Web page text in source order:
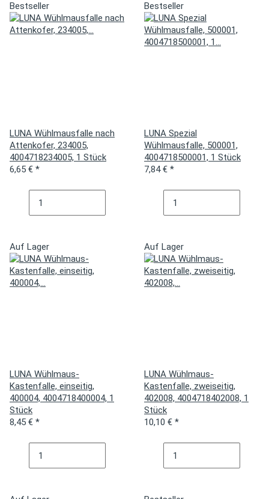
Bestseller
LUNA Wühlmausfalle nach
Attenkofer, 234005,
4004718234005, 1 Stück
6,65 € *
Bestseller
LUNA Spezial
Wühlmausfalle, 500001,
4004718500001, 1 Stück
7,84 € *
Auf Lager
LUNA Wühlmaus-
Kastenfalle, einseitig,
400004, 4004718400004, 1
Stück
8,45 € *
Auf Lager
LUNA Wühlmaus-
Kastenfalle, zweiseitig,
402008, 4004718402008, 1
Stück
10,10 € *